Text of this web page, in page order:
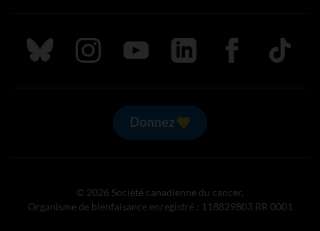
Suivez nous sur Bluesky
Suivez nous sur Instagram
Suivez nous sur Youtube
Suivez nous sur LinkedIn
Suivez nous sur
TikTok
Donnez
© 2026 Société canadienne du cancer.
Organisme de bienfaisance enregistré : 118829803 RR 0001